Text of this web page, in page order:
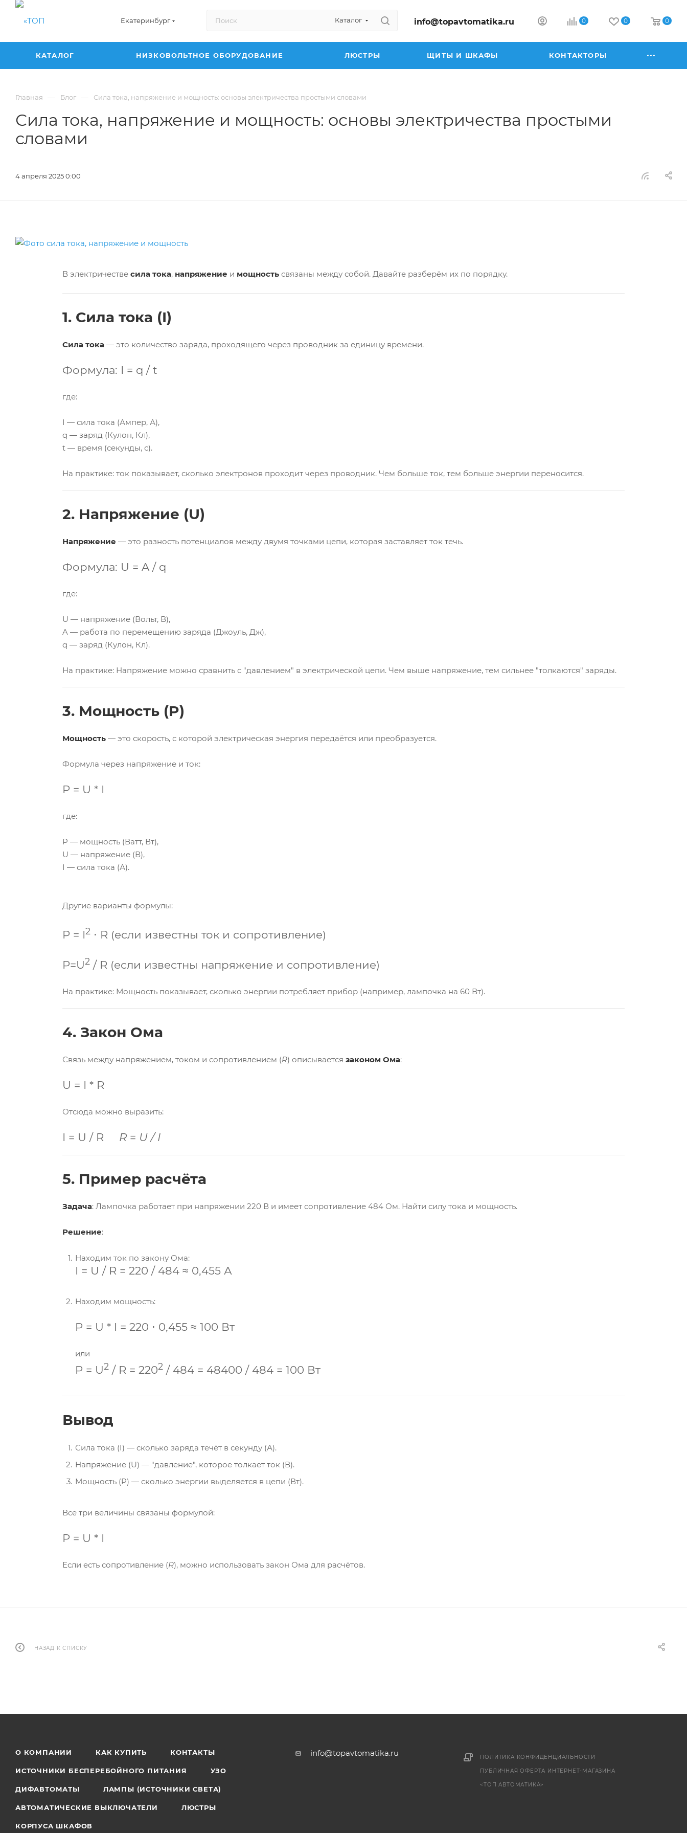
Екатеринбург Каталог info@topavtomatika.ru 0 0 0
КАТАЛОГ НИЗКОВОЛЬТНОЕ ОБОРУДОВАНИЕ ЛЮСТРЫ ЩИТЫ И ШКАФЫ КОНТАКТОРЫ
Главная — Блог — Сила тока, напряжение и мощность: основы электричества простыми словами
Сила тока, напряжение и мощность: основы электричества простыми
словами
4 апреля 2025 0:00
В электричестве сила тока, напряжение и мощность связаны между собой. Давайте разберём их по порядку.
1. Сила тока (I)
Сила тока — это количество заряда, проходящего через проводник за единицу времени.
Формула: I = q / t
где:
I — сила тока (Ампер, А),
q — заряд (Кулон, Кл),
t — время (секунды, с).
На практике: ток показывает, сколько электронов проходит через проводник. Чем больше ток, тем больше энергии переносится.
2. Напряжение (U)
Напряжение — это разность потенциалов между двумя точками цепи, которая заставляет ток течь.
Формула: U = A / q
где:
U — напряжение (Вольт, В),
A — работа по перемещению заряда (Джоуль, Дж),
q — заряд (Кулон, Кл).
На практике: Напряжение можно сравнить с "давлением" в электрической цепи. Чем выше напряжение, тем сильнее "толкаются" заряды.
3. Мощность (P)
Мощность — это скорость, с которой электрическая энергия передаётся или преобразуется.
Формула через напряжение и ток:
P = U * I
где:
P — мощность (Ватт, Вт),
U — напряжение (В),
I — сила тока (А).
Другие варианты формулы:
P = I2 ⋅ R (если известны ток и сопротивление)
P=U2 / R (если известны напряжение и сопротивление)
На практике: Мощность показывает, сколько энергии потребляет прибор (например, лампочка на 60 Вт).
4. Закон Ома
Связь между напряжением, током и сопротивлением (R) описывается законом Ома:
U = I * R
Отсюда можно выразить:
I = U / R R = U / I
5. Пример расчёта
Задача: Лампочка работает при напряжении 220 В и имеет сопротивление 484 Ом. Найти силу тока и мощность.
Решение:
Находим ток по закону Ома:
I = U / R = 220 / 484 ≈ 0,455 А
Находим мощность:
P = U * I = 220 ⋅ 0,455 ≈ 100 Вт
или
P = U2 / R = 2202 / 484 = 48400 / 484 = 100 Вт
Вывод
Сила тока (I) — сколько заряда течёт в секунду (А).
Напряжение (U) — "давление", которое толкает ток (В).
Мощность (P) — сколько энергии выделяется в цепи (Вт).
Все три величины связаны формулой:
P = U * I
Если есть сопротивление (R), можно использовать закон Ома для расчётов.
НАЗАД К СПИСКУ
О КОМПАНИИ КАК КУПИТЬ КОНТАКТЫ
ИСТОЧНИКИ БЕСПЕРЕБОЙНОГО ПИТАНИЯ УЗО
ДИФАВТОМАТЫ ЛАМПЫ (ИСТОЧНИКИ СВЕТА)
АВТОМАТИЧЕСКИЕ ВЫКЛЮЧАТЕЛИ ЛЮСТРЫ
КОРПУСА ШКАФОВ
info@topavtomatika.ru ПОЛИТИКА КОНФИДЕНЦИАЛЬНОСТИ
ПУБЛИЧНАЯ ОФЕРТА ИНТЕРНЕТ-МАГАЗИНА
<ТОП АВТОМАТИКА>